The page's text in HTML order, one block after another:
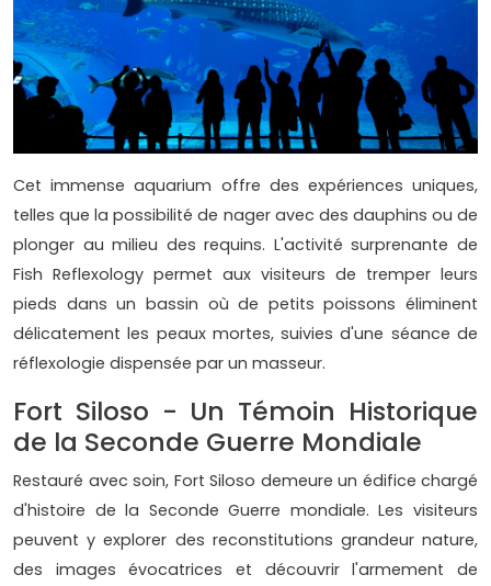
Cet immense aquarium offre des expériences uniques,
telles que la possibilité de nager avec des dauphins ou de
plonger au milieu des requins. L'activité surprenante de
Fish Reflexology permet aux visiteurs de tremper leurs
pieds dans un bassin où de petits poissons éliminent
délicatement les peaux mortes, suivies d'une séance de
réflexologie dispensée par un masseur.
Fort Siloso - Un Témoin Historique
de la Seconde Guerre Mondiale
Restauré avec soin, Fort Siloso demeure un édifice chargé
d'histoire de la Seconde Guerre mondiale. Les visiteurs
peuvent y explorer des reconstitutions grandeur nature,
des images évocatrices et découvrir l'armement de